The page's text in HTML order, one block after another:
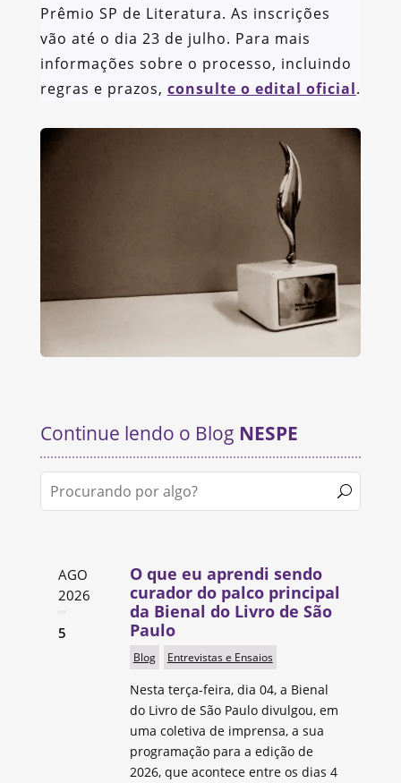
Prêmio SP de Literatura. As inscrições
vão até o dia 23 de julho. Para mais
informações sobre o processo, incluindo
regras e prazos, consulte o edital oficial.
Continue lendo o Blog NESPE
AGO
2026
5
O que eu aprendi sendo
curador do palco principal
da Bienal do Livro de São
Paulo
Blog Entrevistas e Ensaios
Nesta terça-feira, dia 04, a Bienal
do Livro de São Paulo divulgou, em
uma coletiva de imprensa, a sua
programação para a edição de
2026, que acontece entre os dias 4